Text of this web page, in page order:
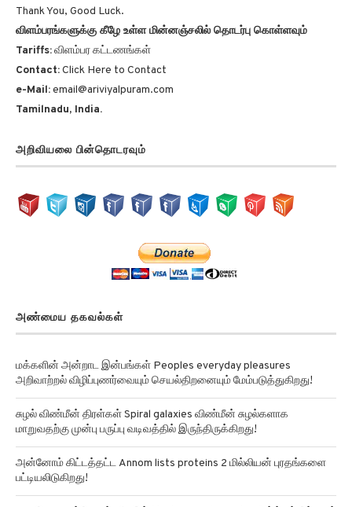
விளம்பரங்களுக்கு கீழே உள்ள மின்னஞ்சலில் தொடர்பு கொள்ளவும்
Tariffs:விளம்பர கட்டணங்கள்
Contact:Click Here to Contact
e-Mail: email@ariviyalpuram.com
Tamilnadu, India.
அறிவாற்றல் விழிப்புணர்வையும் செயல்திறனையும் மேம்படுத்துகிறது!
சுழல் விண்மீன் திரள்கள் Spiral galaxies விண்மீன் சுழல்களாக
மாறுவதற்கு முன்பு பருப்பு வடிவத்தில் இருந்திருக்கிறது!
அன்னோம் கிட்டத்தட்ட Annom lists proteins 2 மில்லியன் புரதங்களை
பட்டியலிடுகிறது!
ஒரு தொலைத்தொடர்பு கேபிள் Monitor arctic sea ice ஆர்க்டிக்கில் கடல்